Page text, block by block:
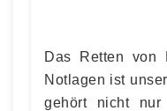
Das Retten von
Notlagen ist
gehört nicht